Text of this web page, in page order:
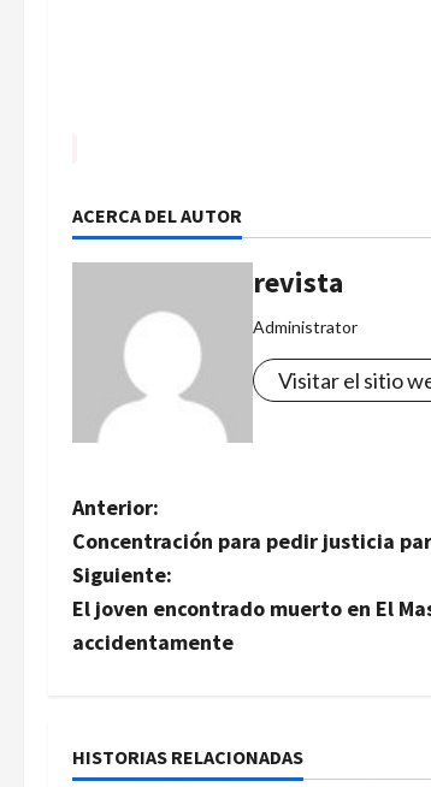
ACERCA DEL AUTOR
revista
Administrator
Visitar el sitio
N
a
v
a
Anterior:
Concentración para pedir justicia
Siguiente:
El joven encontrado muerto en El
accidentamente
HISTORIAS RELACIONADAS